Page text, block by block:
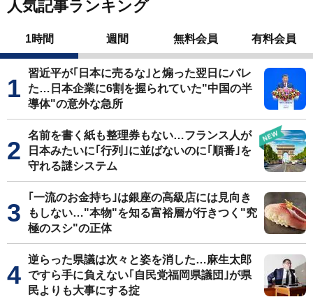
人気記事ランキング
1時間 週間 無料会員 有料会員
習近平が｢日本に売るな｣と煽った翌日にバレ
た…日本企業に6割を握られていた"中国の半
導体"の意外な急所
名前を書く紙も整理券もない…フランス人が
日本みたいに｢行列｣に並ばないのに｢順番｣を
守れる謎システム
｢一流のお金持ち｣は銀座の高級店には見向き
もしない…"本物"を知る富裕層が行きつく"究
極のスシ"の正体
逆らった県議は次々と姿を消した…麻生太郎
ですら手に負えない｢自民党福岡県議団｣が県
民よりも大事にする掟